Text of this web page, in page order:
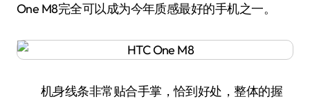
One M8完全可以成为今年质感最好的手机之一。
机身线条非常贴合手掌，恰到好处，整体的握